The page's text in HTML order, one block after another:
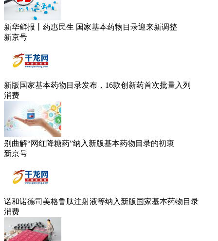
新华鲜报丨药惠民生 国家基本药物目录迎来新调整
新京号
新版国家基本药物目录发布，16款创新药首次批量入列
消费
别曲解“网红降糖药”纳入新版基本药物目录的初衷
新京号
诺和诺德司美格鲁肽注射液等纳入新版国家基本药物目录
消费